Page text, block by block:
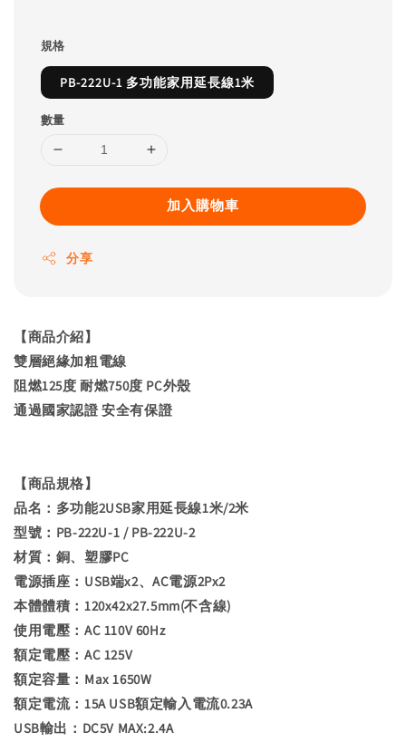
規格
PB-222U-1 多功能家用延長線1米
數量
加入購物車
分享
【商品介紹】
雙層絕緣加粗電線
阻燃125度 耐燃750度 PC外殼
通過國家認證 安全有保證
【商品規格】
品名：多功能2USB家用延長線1米/2米
型號：PB-222U-1 / PB-222U-2
材質：銅、塑膠PC
電源插座：USB端x2、AC電源2Px2
本體體積：120x42x27.5mm(不含線)
使用電壓：AC 110V 60Hz
額定電壓：AC 125V
額定容量：Max 1650W
額定電流：15A USB額定輸入電流0.23A
USB輸出：DC5V MAX:2.4A